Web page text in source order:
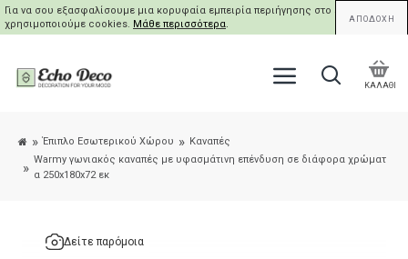
Για να σου εξασφαλίσουμε μια κορυφαία εμπειρία περιήγησης στο site μας,
χρησιμοποιούμε cookies. Μάθε περισσότερα. ΑΠΟΔΟΧΗ
ΚΑΛΑΘΙ
Έπιπλο Εσωτερικού Χώρου
Καναπές
Warmy γωνιακός καναπές με υφασμάτινη επένδυση σε διάφορα χρώματ
α 250x180x72 εκ
Δείτε παρόμοια